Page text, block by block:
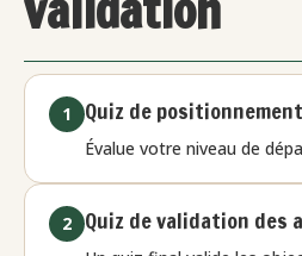
1 Quiz de
Évalue votre niveau de
2 Quiz de validation des